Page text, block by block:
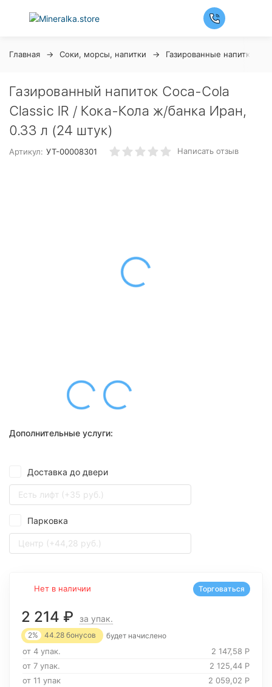
Главная Соки, морсы, напитки Газированные напитки
Газированный напиток Coca-Cola
Classic IR / Кока-Кола ж/банкa Иран,
0.33 л (24 штук)
Артикул: УТ-00008301 Написать отзыв
Дополнительные услуги:
Доставка до двери
Есть лифт (+35 руб.)
Парковка
Центр (+44,28 руб.)
Нет в наличии
2 214 ₽ за упак.
2% 44.28 бонусов будет начислено
от 4 упак. 2 147,58 Р
от 7 упак.
2 125,44 Р
от 11 упак
2 059,02 Р
Торговаться